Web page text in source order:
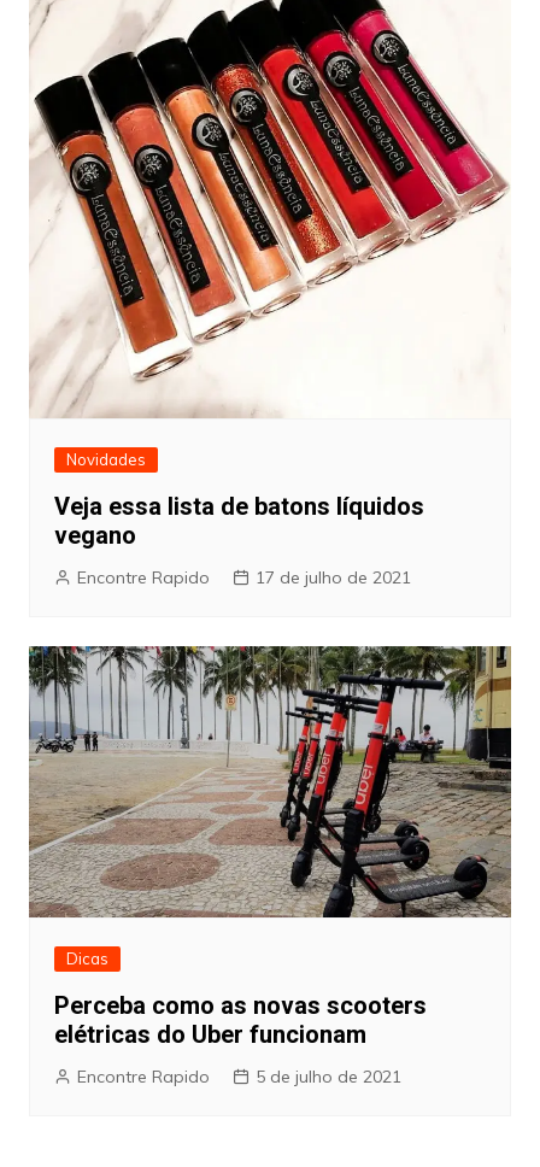
Novidades
Veja essa lista de batons líquidos
vegano
Encontre Rapido 17 de julho de 2021
Dicas
Perceba como as novas scooters
elétricas do Uber funcionam
Encontre Rapido 5 de julho de 2021